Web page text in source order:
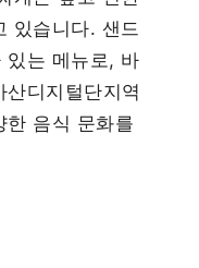
있습니다. 샌드
있는 메뉴로, 바
디지털단지역
한 음식 문화를